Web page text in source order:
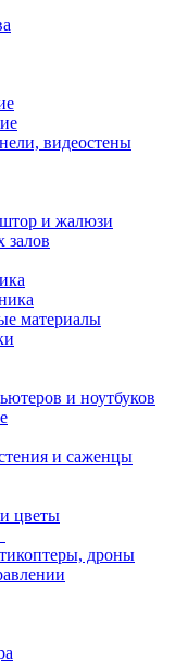
видеостены
и жалюзи
залов
материалы
и ноутбуков
и саженцы
цветы
дроны